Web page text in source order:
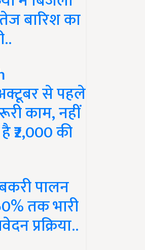
बारिश का
से पहले
काम, नहीं
₹2,000 की
पालन
तक भारी
प्रक्रिया..